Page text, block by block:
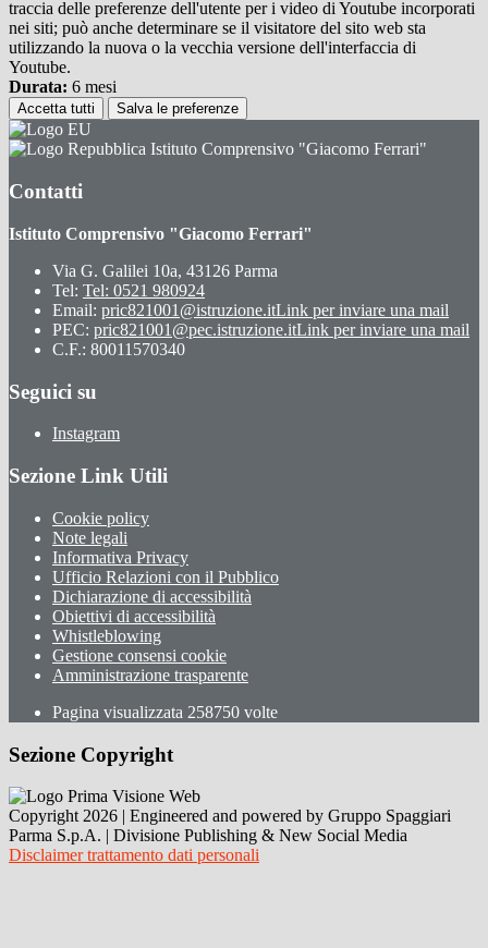
traccia delle preferenze dell'utente per i video di Youtube incorporati
nei siti; può anche determinare se il visitatore del sito web sta
utilizzando la nuova o la vecchia versione dell'interfaccia di
Youtube.
Durata: 6 mesi
Accetta tutti Salva le preferenze
Istituto Comprensivo "Giacomo Ferrari"
Contatti
Istituto Comprensivo "Giacomo Ferrari"
Via G. Galilei 10a, 43126 Parma
Tel: Tel: 0521 980924
Email: pric821001@istruzione.itLink per inviare una mail
PEC: pric821001@pec.istruzione.itLink per inviare una mail
C.F.: 80011570340
Seguici su
Instagram
Sezione Link Utili
Cookie policy
Note legali
Informativa Privacy
Ufficio Relazioni con il Pubblico
Dichiarazione di accessibilità
Obiettivi di accessibilità
Whistleblowing
Gestione consensi cookie
Amministrazione trasparente
Pagina visualizzata 258750 volte
Sezione Copyright
Copyright 2026 | Engineered and powered by Gruppo Spaggiari
Parma S.p.A. | Divisione Publishing & New Social Media
Disclaimer trattamento dati personali